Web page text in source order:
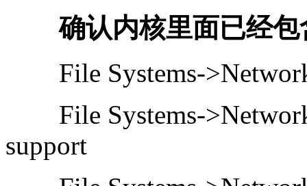
确认内核里面已经
File Systems->Network
File Systems->Network
support